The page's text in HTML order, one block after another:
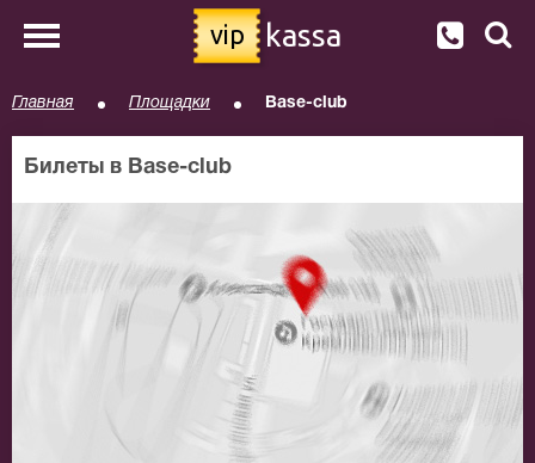
vip kassa
Главная Площадки Base-club
Билеты в Base-club